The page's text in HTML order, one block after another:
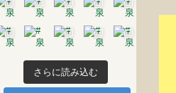
さらに読み込む